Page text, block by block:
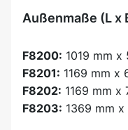
Außenmaße (L x
F8200: 1019 mm x
F8201: 1169 mm x
F8202: 1169 mm x
F8203: 1369 mm